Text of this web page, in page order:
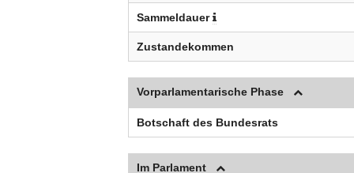
Sammeldauer
Zustandekommen
Vorparlamentarische Phase
Botschaft des Bundesrats
Im Parlament